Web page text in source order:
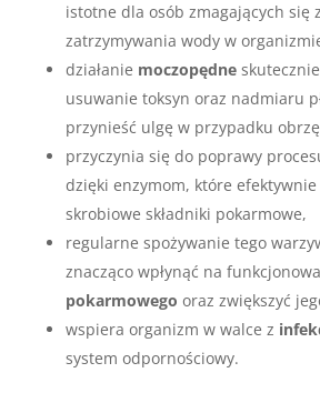
istotne dla osób zmagających się
zatrzymywania wody w
działanie moczopędne
usuwanie toksyn oraz nadmiaru
przynieść ulgę w przypadku
przyczynia się do poprawy
dzięki enzymom, które efektywnie
skrobiowe składniki pokarmowe,
regularne spożywanie tego
znacząco wpłynąć na
pokarmowego oraz zwiększyć
wspiera organizm w walce z
system odpornościowy.